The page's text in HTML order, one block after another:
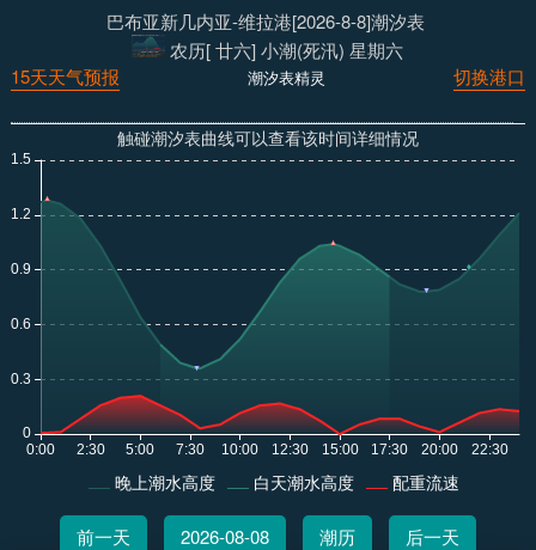
巴布亚新几内亚-维拉港[2026-8-8]潮汐表
农历[ 廿六] 小潮(死汛) 星期六
切换港口
潮汐表精灵
15天天气预报
触碰潮汐表曲线可以查看该时间详细情况
晚上潮水高度 白天潮水高度 配重流速
前一天 2026-08-08 潮历 后一天